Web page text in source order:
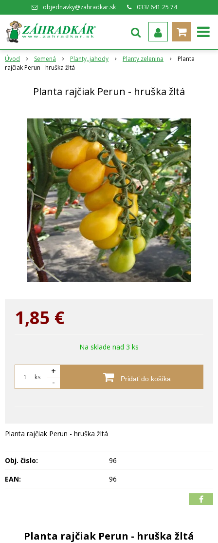
objednavky@zahradkar.sk 033/ 641 25 74
Úvod Semená Planty,,jahody Planty zelenina
Planta
rajčiak Perun - hruška žltá
Planta rajčiak Perun - hruška žltá
1,85 €
Na sklade nad 3 ks
ks
+
-
Pridať do košíka
Planta rajčiak Perun - hruška žltá
Obj. čislo:
96
EAN:
96
Planta rajčiak Perun - hruška žltá